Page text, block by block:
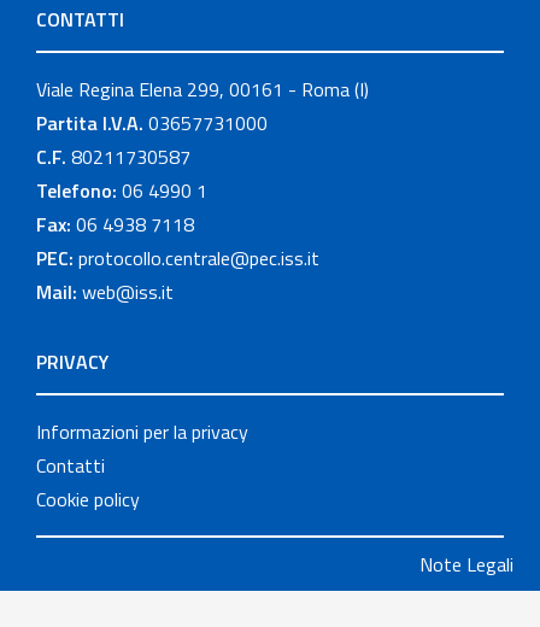
CONTATTI
Viale Regina Elena 299, 00161 - Roma (I)
Partita I.V.A. 03657731000
C.F. 80211730587
Telefono: 06 4990 1
Fax: 06 4938 7118
PEC: protocollo.centrale@pec.iss.it
Mail: web@iss.it
PRIVACY
Informazioni per la privacy
Contatti
Cookie policy
Note Legali